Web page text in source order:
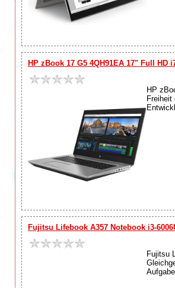
HP zBook 17 G5 4QH91EA 17" Full HD
HP
Freiheit
Fujitsu Lifebook A357 Notebook i3-
Fujitsu